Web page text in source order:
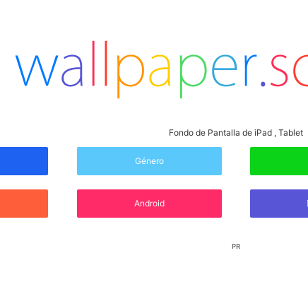
Fondo de Pantalla de iPad , Tablet
Género
Android
PR